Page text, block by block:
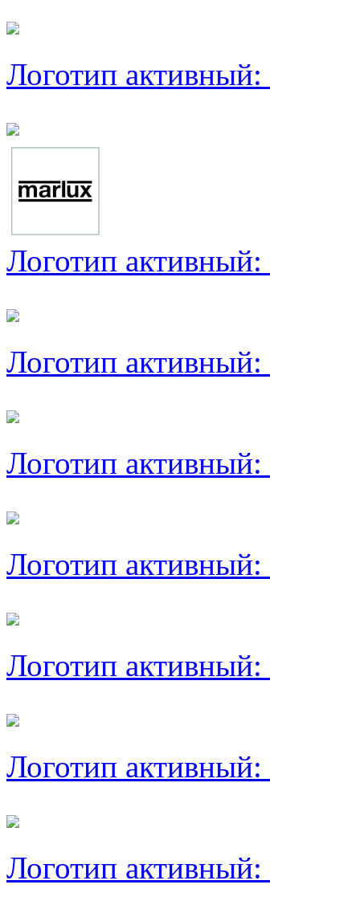
Логотип активный:
Логотип активный:
Логотип активный:
Логотип активный:
Логотип активный:
Логотип активный:
Логотип активный:
Логотип активный: